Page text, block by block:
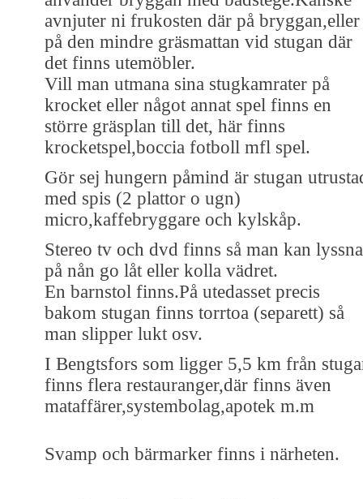
avnjuter ni frukosten där på bryggan,eller
på den mindre gräsmattan vid stugan där
det finns utemöbler.
Vill man utmana sina stugkamrater på
krocket eller något annat spel finns en
större gräsplan till det, här finns
krocketspel,boccia fotboll mfl spel.
Gör sej hungern påmind är stugan
med spis (2 plattor o ugn)
micro,kaffebryggare och kylskåp.
Stereo tv och dvd finns så man kan lyssna
på nån go låt eller kolla vädret.
En barnstol finns.På utedasset precis
bakom stugan finns torrtoa (separett) så
man slipper lukt osv.
I Bengtsfors som ligger 5,5 km från
finns flera restauranger,där finns även
mataffärer,systembolag,apotek m.m
Svamp och bärmarker finns i närheten.